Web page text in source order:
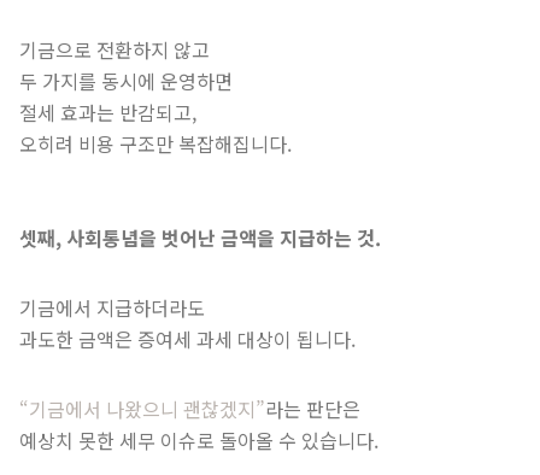
기금으로 전환하지 않고
두 가지를 동시에 운영하면
절세 효과는 반감되고,
오히려 비용 구조만 복잡해집니다.
셋째, 사회통념을 벗어난 금액을 지급하는 것.
기금에서 지급하더라도
과도한 금액은 증여세 과세 대상이 됩니다.
“기금에서 나왔으니 괜찮겠지”라는 판단은
예상치 못한 세무 이슈로 돌아올 수 있습니다.